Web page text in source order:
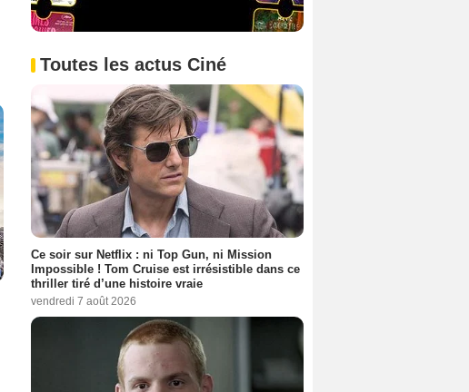
Toutes les actus Ciné
Ce soir sur Netflix : ni Top Gun, ni Mission
Impossible ! Tom Cruise est irrésistible dans ce
thriller tiré d’une histoire vraie
vendredi 7 août 2026